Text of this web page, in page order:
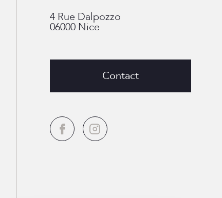
4 Rue Dalpozzo
06000 Nice
Contact